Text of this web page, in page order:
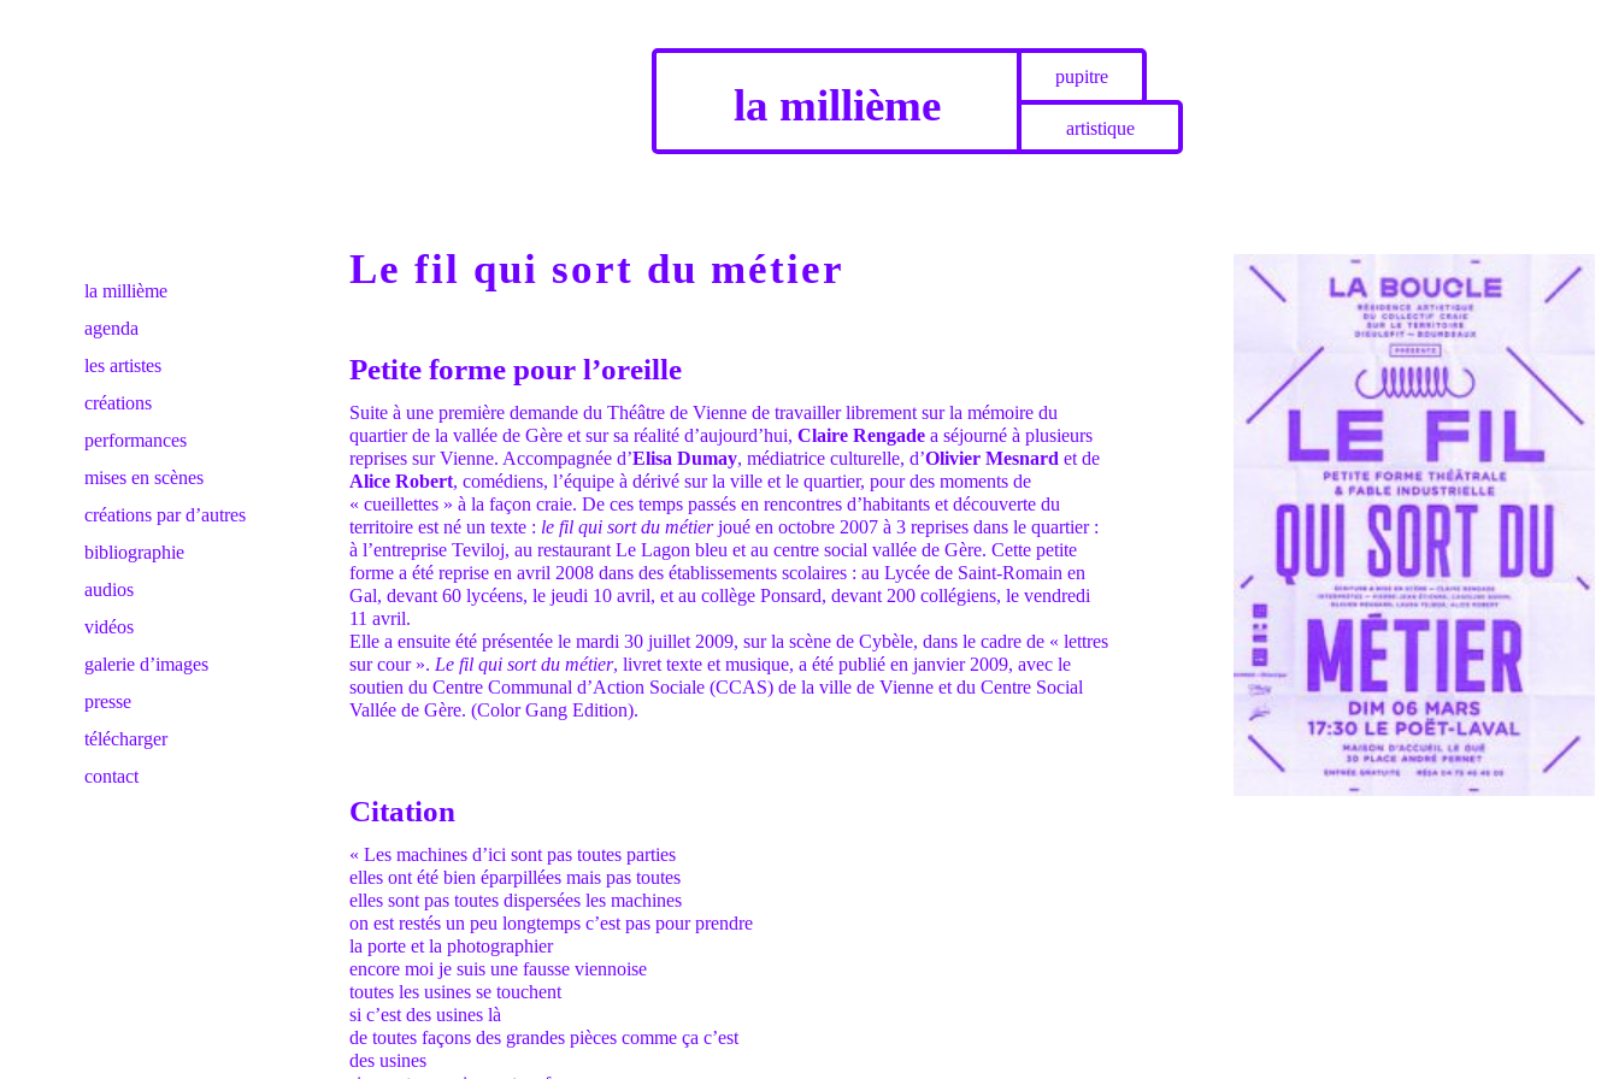
la millième
pupitre
artistique
la millième
agenda
les artistes
créations
performances
mises en scènes
créations par d’autres
bibliographie
audios
vidéos
galerie d’images
presse
télécharger
contact
Le fil qui sort du métier
Petite forme pour l’oreille
Suite à une première demande du Théâtre de Vienne de travailler librement sur la mémoire du
quartier de la vallée de Gère et sur sa réalité d’aujourd’hui, Claire Rengade a séjourné à plusieurs
reprises sur Vienne. Accompagnée d’Elisa Dumay, médiatrice culturelle, d’Olivier Mesnard et de
Alice Robert, comédiens, l’équipe à dérivé sur la ville et le quartier, pour des moments de
« cueillettes » à la façon craie. De ces temps passés en rencontres d’habitants et découverte du
territoire est né un texte : le fil qui sort du métierjoué en octobre 2007 à 3 reprises dans le quartier :
à l’entreprise Teviloj, au restaurant Le Lagon bleu et au centre social vallée de Gère. Cette petite
forme a été reprise en avril 2008 dans des établissements scolaires : au Lycée de Saint-Romain en
Gal, devant 60 lycéens, le jeudi 10 avril, et au collège Ponsard, devant 200 collégiens, le vendredi
11 avril.
Elle a ensuite été présentée le mardi 30 juillet 2009, sur la scène de Cybèle, dans le cadre de « lettres
sur cour ». Le fil qui sort du métier, livret texte et musique, a été publié en janvier 2009, avec le
soutien du Centre Communal d’Action Sociale (CCAS) de la ville de Vienne et du Centre Social
Vallée de Gère. (Color Gang Edition).
Citation
« Les machines d’ici sont pas toutes parties
elles ont été bien éparpillées mais pas toutes
elles sont pas toutes dispersées les machines
on est restés un peu longtemps c’est pas pour prendre
la porte et la photographier
encore moi je suis une fausse viennoise
toutes les usines se touchent
si c’est des usines là
de toutes façons des grandes pièces comme ça c’est
des usines